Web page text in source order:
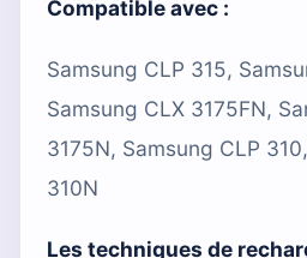
Compatible avec :
Samsung CLP 315,
Samsung CLX 3175FN,
3175N, Samsung CLP
310N
Les techniques de